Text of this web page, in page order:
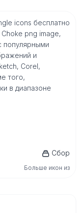
icons бесплатно
png image,
популярными
и
Corel,
того,
в диапазоне
Сбор
Больше икон из